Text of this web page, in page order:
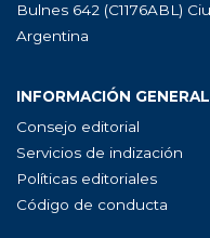
Bulnes 642 (C1176ABL)
Argentina
INFORMACIÓN GENERAL
Consejo editorial
Servicios de indización
Políticas editoriales
Código de conducta